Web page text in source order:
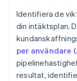
Identifiera de
din intäktsplan.
per användare
resultat,